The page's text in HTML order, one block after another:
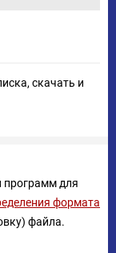
скачать и
программ для
формата
файла.